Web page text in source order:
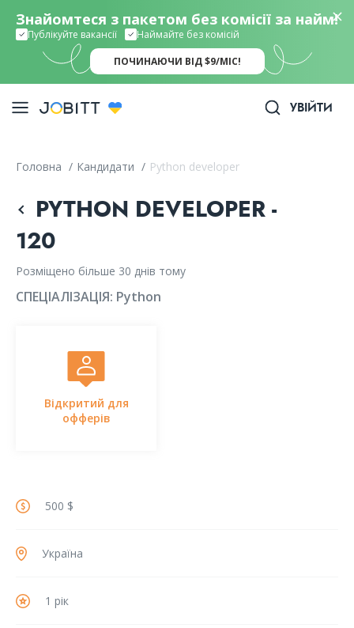
Знайомтеся з пакетом без комісії за найм!
Публікуйте вакансії Наймайте без комісій
ПОЧИНАЮЧИ ВІД $9/МІС!
УВІЙТИ
Головна / Кандидати / Python developer
PYTHON DEVELOPER -
120
Розміщено більше 30 днів тому
СПЕЦІАЛІЗАЦІЯ: Python
Відкритий для
офферів
500 $
Україна
1 рік